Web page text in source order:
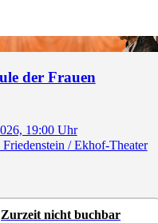
der Frauen
19:00 Uhr
Friedenstein / Ekhof-Theater
Zurzeit nicht buchbar